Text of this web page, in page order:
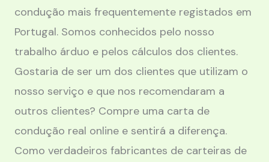
condução mais frequentemente registados em
Portugal. Somos conhecidos pelo nosso
trabalho árduo e pelos cálculos dos clientes.
Gostaria de ser um dos clientes que utilizam o
nosso serviço e que nos recomendaram a
outros clientes? Compre uma carta de
condução real online e sentirá a diferença.
Como verdadeiros fabricantes de carteiras de